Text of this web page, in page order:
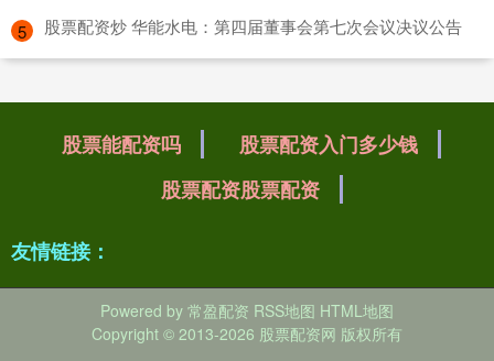
5 ​股票配资炒 华能水电：第四届董事会第七次会议决议公告
股票能配资吗
股票配资入门多少钱
股票配资股票配资
友情链接：
Powered by 常盈配资 RSS地图 HTML地图
Copyright © 2013-2026 股票配资网 版权所有